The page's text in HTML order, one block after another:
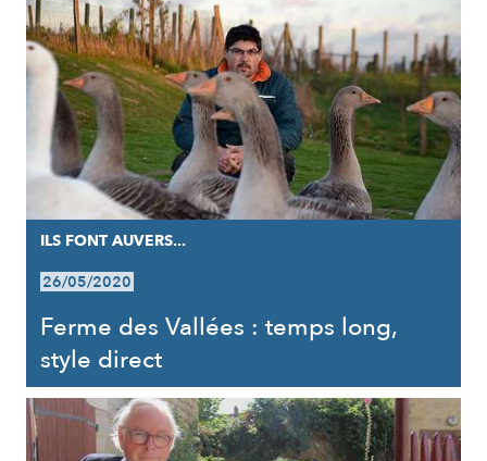
ILS FONT AUVERS...
26/05/2020
Ferme des Vallées : temps long,
style direct